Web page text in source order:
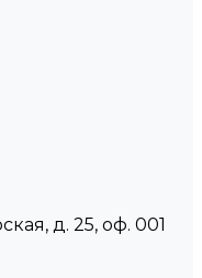
д. 25, оф. 001